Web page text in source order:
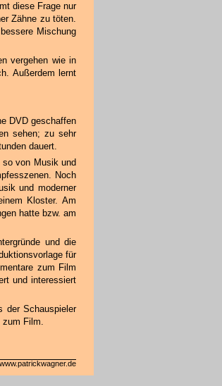
diese Frage nur
Zähne zu töten.
Mischung
vergehen wie in
Außerdem lernt
DVD geschaffen
sehen; zu sehr
dauert.
von Musik und
Noch
und moderner
Kloster. Am
hatte bzw. am
und die
für
zum Film
und interessiert
der Schauspieler
zum Film.